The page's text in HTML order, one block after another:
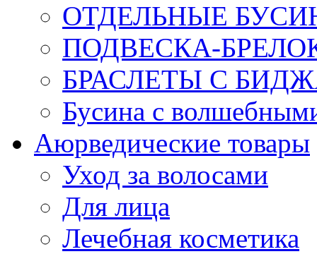
ОТДЕЛЬНЫЕ
ПОДВЕСКА-
БРАСЛЕТЫ С
Бусина с
Аюрведические товары
Уход за волосами
Для лица
Лечебная косметика